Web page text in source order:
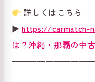
詳しくはこちら
▶https://carmatch-
は？沖縄・那覇の中